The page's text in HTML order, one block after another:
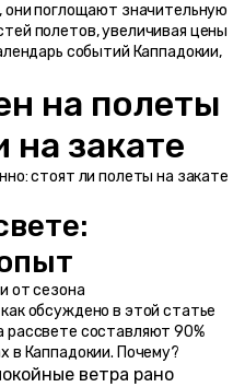
они поглощают значительную
полетов, увеличивая цены
событий Каппадокии,
на полеты
на закате
стоят ли полеты на закате
от сезона
обсуждено в этой статье
составляют 90%
в Каппадокии. Почему?
ветра рано